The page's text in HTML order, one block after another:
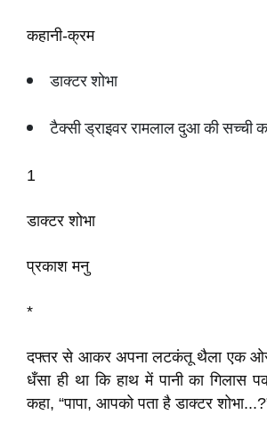
कहानी-क्रम
डाक्टर शोभा
टैक्सी ड्राइवर रामलाल दुआ की सच्ची
1
डाक्टर शोभा
प्रकाश मनु
*
दफ्तर से आकर अपना लटकंतू थैला एक ओर
धँसा ही था कि हाथ में पानी का गिलास
कहा, “पापा, आपको पता है डाक्टर